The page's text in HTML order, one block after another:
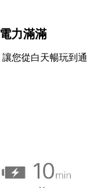
力滿滿
您從白天暢玩到通